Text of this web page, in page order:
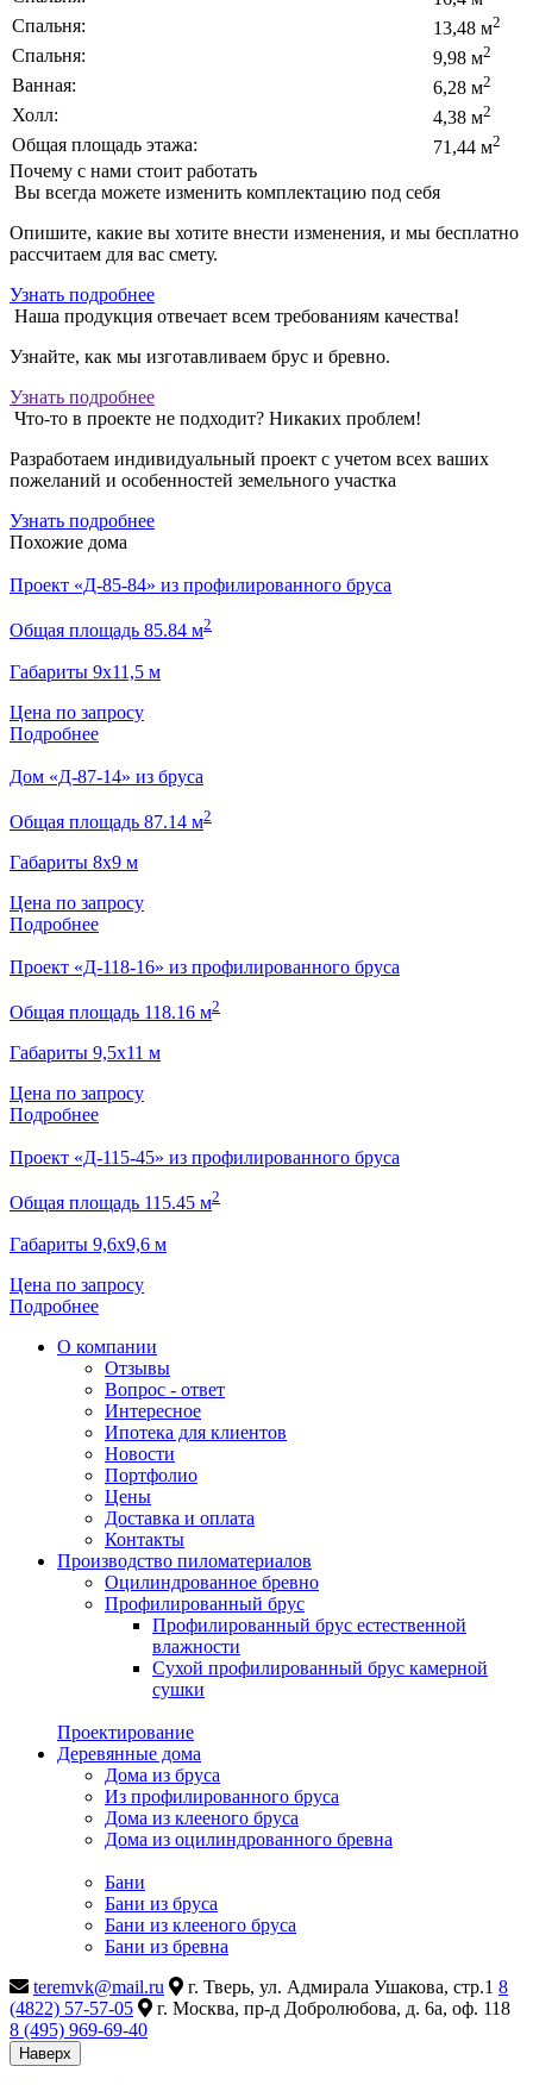
Спальня: 13,48 м2
Спальня: 9,98 м2
Ванная: 6,28 м2
Холл: 4,38 м2
Общая площадь этажа: 71,44 м2
Почему с нами стоит работать
Вы всегда можете изменить комплектацию под себя
Опишите, какие вы хотите внести изменения, и мы бесплатно
рассчитаем для вас смету.
Узнать подробнее
Наша продукция отвечает всем требованиям качества!
Узнайте, как мы изготавливаем брус и бревно.
Узнать подробнее
Что-то в проекте не подходит? Никаких проблем!
Разработаем индивидуальный проект с учетом всех ваших
пожеланий и особенностей земельного участка
Узнать подробнее
Похожие дома
Проект «Д-85-84» из профилированного бруса
Общая площадь 85.84 м2
Габариты 9х11,5 м
Цена по запросу
Подробнее
Дом «Д-87-14» из бруса
Общая площадь 87.14 м2
Габариты 8х9 м
Цена по запросу
Подробнее
Проект «Д-118-16» из профилированного бруса
Общая площадь 118.16 м2
Габариты 9,5х11 м
Цена по запросу
Подробнее
Проект «Д-115-45» из профилированного бруса
Общая площадь 115.45 м2
Габариты 9,6х9,6 м
Цена по запросу
Подробнее
О компании
Отзывы
Вопрос - ответ
Интересное
Ипотека для клиентов
Новости
Портфолио
Цены
Доставка и оплата
Контакты
Производство пиломатериалов
Оцилиндрованное бревно
Профилированный брус
Профилированный брус естественной
влажности
Сухой профилированный брус камерной
сушки
Проектирование
Деревянные дома
Дома из бруса
Из профилированного бруса
Дома из клееного бруса
Дома из оцилиндрованного бревна
Бани
Бани из бруса
Бани из клееного бруса
Бани из бревна
teremvk@mail.ru
г. Тверь, ул. Адмирала Ушакова, стр.1 8
(4822) 57-57-05
г. Москва, пр-д Добролюбова, д. 6а, оф. 118
8 (495) 969-69-40
Наверх